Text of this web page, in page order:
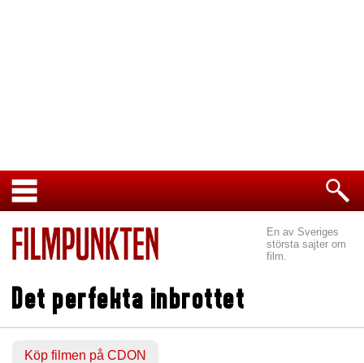
En av Sveriges
största sajter om
film.
Det perfekta inbrottet
Köp filmen på CDON